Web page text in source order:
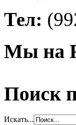
Тел:
Мы на
Поиск
Искать...